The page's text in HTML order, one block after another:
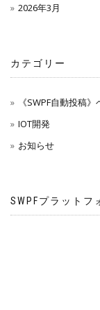
2026年3月
カテゴリー
《SWPF自動投稿
IOT開発
お知らせ
SWPFプラットフ